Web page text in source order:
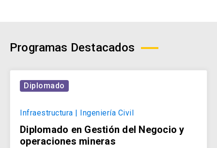
Educación
Programas Destacados
Diplomado
Infraestructura | Ingeniería Civil
Diplomado en Gestión del Negocio y
operaciones mineras